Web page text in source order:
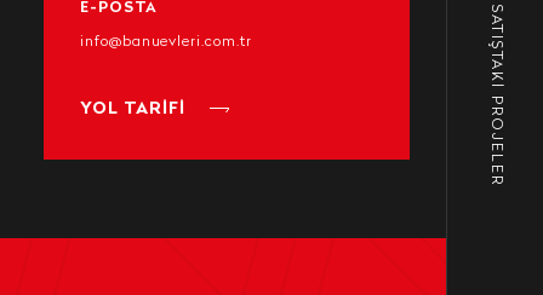
SATIŞTAKİ PROJELER
E-POSTA
info@banuevleri.com.tr
YOL TARİFİ